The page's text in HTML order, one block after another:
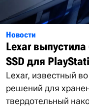
Новости
Lexar
SSD для
Lexar, известный
решений для
твердотельный